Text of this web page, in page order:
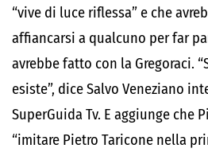
“vive di luce riflessa” e che
affiancarsi a qualcuno per far
avrebbe fatto con la Gregoraci.
esiste”, dice Salvo Veneziano
SuperGuida Tv. E aggiunge che
“imitare Pietro Taricone nella